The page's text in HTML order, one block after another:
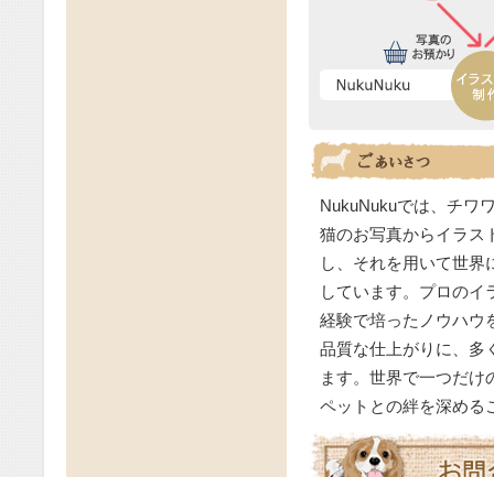
2019年6月30
お申し込みの
2019/01/25 2019年5月19
店いたします。
2019/01/31
2019年5月６
なうちの子グ
敵なうちの子
2019/01/25 2019年4月28
いたします。
2019/01/31 2019年3月31
2019/01/25
2019年3月17
店いたします。
2018/10/29
2019年2月17
顔絵お申し込
2018/10/29
2019年1月20
お申し込みの
2018/10/29
2018年12月16
お申し込みの
2018/09/25
2018年11月26
2018/09/25 2018年10月14
たします。
NukuNukuでは、チワ
猫のお写真からイラス
し、それを用いて世
しています。プロの
経験で培ったノウハウ
品質な仕上がりに、多
ます。世界で一つだ
ペットとの絆を深める